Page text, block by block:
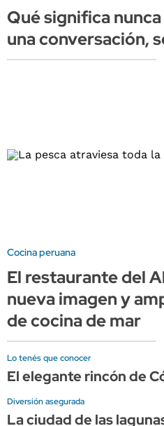
Qué significa
una conversación,
Cocina peruana
El restaurante del
nueva imagen y
de cocina de mar
Lo tenés que conocer
El elegante rincón de
Diversión asegurada
La ciudad de las